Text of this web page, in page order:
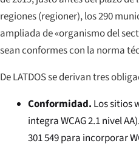
regiones (regioner), los 290
ampliada de «organismo del
sean conformes con la norma
De LATDOS se derivan tres
Conformidad. Los sitios
integra WCAG 2.1 nivel
301 549 para incorporar